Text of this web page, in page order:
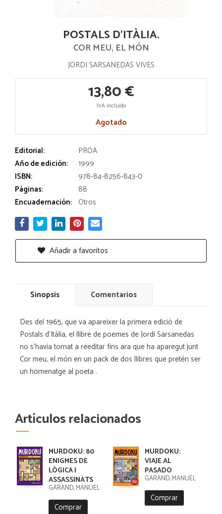
POSTALS D'ITÀLIA.
COR MEU, EL MÓN
JORDI SARSANEDAS VIVES
13,80 €
IVA incluido
Agotado
Editorial:
PROA
Año de edición:
1999
ISBN:
978-84-8256-843-0
Páginas:
88
Encuadernación: Otros
Añadir a favoritos
Sinopsis Comentarios
Des del 1965, que va apareixer la primera edició de
Postals d'Itàlia, el llibre de poemes de Jordi Sarsanedas
no s'havia tornat a reeditar fins ara que ha aparegut junt
Cor meu, el món en un pack de dos llibres que pretén ser
un homenatge al poeta .
Artículos relacionados
MURDOKU: 80
ENIGMES DE
LÒGICA I
ASSASSINATS
GARAND, MANUEL
Comprar
MURDOKU:
VIAJE AL
PASADO
GARAND, MANUEL
Comprar